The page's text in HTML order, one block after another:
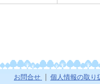
お問合せ 個人情報の取り